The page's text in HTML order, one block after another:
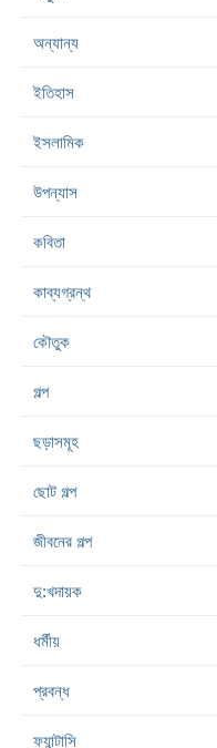
অন্যান্য
ইতিহাস
ইসলামিক
উপন্যাস
কবিতা
কাব্যগ্রন্থ
কৌতুক
গল্প
ছড়াসমূহ
ছোট গল্প
জীবনের গল্প
দু:খদায়ক
ধর্মীয়
প্রবন্ধ
ফ্যান্টাসি